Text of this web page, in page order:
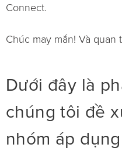
Connect.
Chúc may mắn! Và
Dưới đây là
chúng tôi đề
nhóm áp